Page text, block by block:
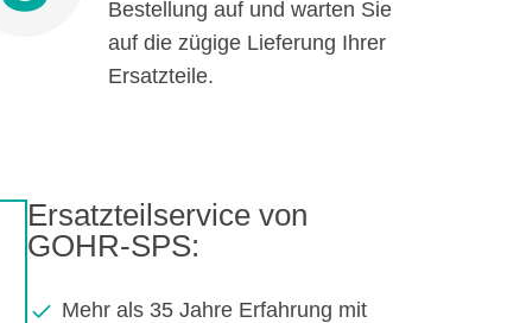
Bestellung auf und warten Sie
auf die zügige Lieferung Ihrer
Ersatzteile.
Ersatzteilservice von
GOHR-SPS:
Mehr als 35 Jahre Erfahrung mit